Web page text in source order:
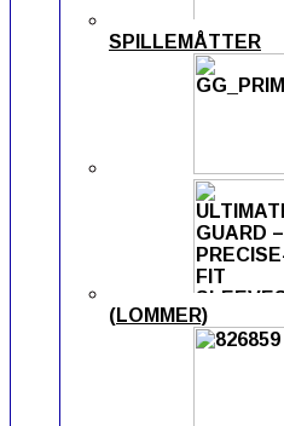
SPILLEMÅTTER
(LOMMER)